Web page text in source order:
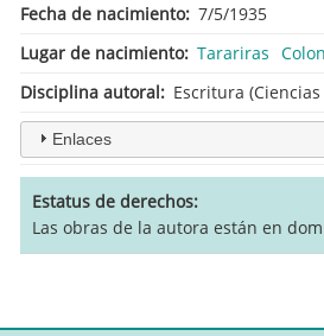
Fecha de nacimiento 7/5/1935
Lugar de nacimiento Tarariras
Disciplina autoral
Escritura
Enlaces
Estatus de derechos
Las obras de la autora están en